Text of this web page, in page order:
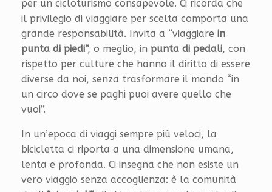
per un cicloturismo consapevole. Ci ricorda che
il privilegio di viaggiare per scelta comporta una
grande responsabilità. Invita a “viaggiare in
punta di piedi“, o meglio, in punta di pedali, con
rispetto per culture che hanno il diritto di essere
diverse da noi, senza trasformare il mondo “in
un circo dove se paghi puoi avere quello che
vuoi”.
In un’epoca di viaggi sempre più veloci, la
bicicletta ci riporta a una dimensione umana,
lenta e profonda. Ci insegna che non esiste un
vero viaggio senza accoglienza: è la comunità